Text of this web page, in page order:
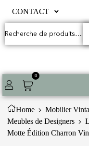
CONTACT
0
Home
Mobilier
Meubles de Designers
Motte Édition Charron